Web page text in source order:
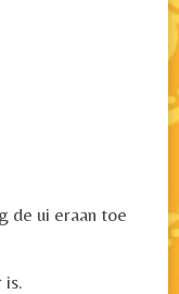
de ui eraan toe
is.